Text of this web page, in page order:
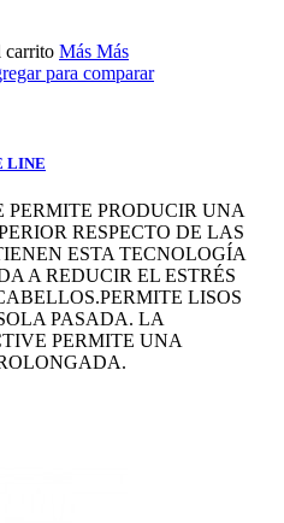
carrito Más Más
para comparar
LINE
PRODUCIR UNA
RESPECTO DE LAS
ESTA TECNOLOGÍA
A REDUCIR EL ESTRÉS
LISOS
PASADA. LA
PERMITE UNA